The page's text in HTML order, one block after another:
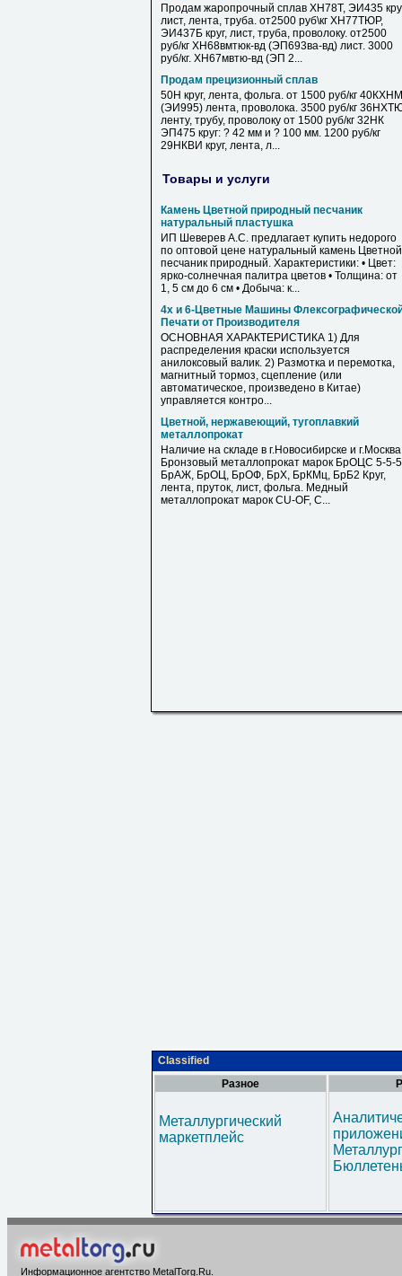
Продам жаропрочный сплав ХН78Т, ЭИ435
лист, лента, труба. от2500 руб\кг ХН77ТЮР,
ЭИ437Б круг, лист, труба, проволоку. от2500
руб/кг ХН68вмтюк-вд (ЭП693ва-вд) лист. 3000
руб/кг. ХН67мвтю-вд (ЭП 2...
Продам прецизионный сплав
50Н круг, лента, фольга. от 1500 руб/кг 40КХНМ
(ЭИ995) лента, проволока. 3500 руб/кг
ленту, трубу, проволоку от 1500 руб/кг 32НК
ЭП475 круг: ? 42 мм и ? 100 мм. 1200 руб/кг
29НКВИ круг, лента, л...
Товары и услуги
Камень Цветной природный песчаник
натуральный пластушка
ИП Шеверев А.С. предлагает купить недорого
по оптовой цене натуральный камень Цветной
песчаник природный. Характеристики: • Цвет:
ярко-солнечная палитра цветов • Толщина: от
1, 5 см до 6 см • Добыча: к...
4х и 6-Цветные Машины
Печати от Производителя
ОСНОВНАЯ ХАРАКТЕРИСТИКА 1) Для
распределения краски используется
анилоксовый валик. 2) Размотка и перемотка,
магнитный тормоз, сцепление (или
автоматическое, произведено в Китае)
управляется контро...
Цветной, нержавеющий, тугоплавкий
металлопрокат
Наличие на складе в г.Новосибирске и
Бронзовый металлопрокат марок БрОЦС 5-5-
БрАЖ, БрОЦ, БрОФ, БрХ, БрКМц, БрБ2 Круг,
лента, пруток, лист, фольга. Медный
металлопрокат марок СU-OF, C...
Classified
Разное
Металлургический
маркетплейс
Информационное агентство MetalTorg.Ru